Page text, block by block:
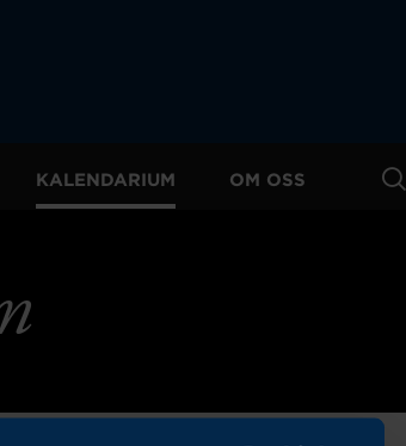
KALENDARIUM OM OSS